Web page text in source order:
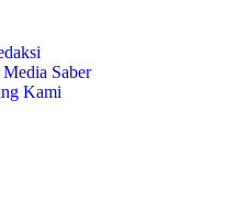
Saber
Kami